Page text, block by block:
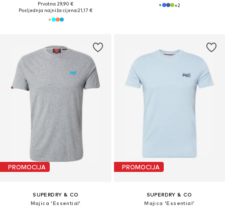
Prvotno: 29,90 €
Posljednja najniža cijena:21,17 €
+2
PROMOCIJA
SUPERDRY & CO
Majica 'Essential'
PROMOCIJA
SUPERDRY & CO
Majica 'Essential'